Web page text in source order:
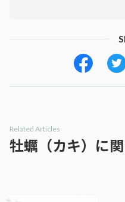
Related Articles
牡蠣（カキ）に